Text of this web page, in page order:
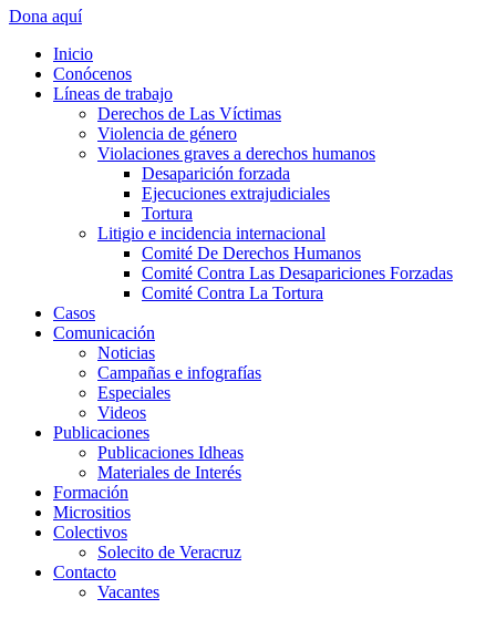
Dona aquí
Inicio
Conócenos
Líneas de trabajo
Derechos de Las Víctimas
Violencia de género
Violaciones graves a derechos humanos
Desaparición forzada​
Ejecuciones extrajudiciales
Tortura
Litigio e incidencia internacional
Comité De Derechos Humanos​
Comité Contra Las Desapariciones Forzadas
Comité Contra La Tortura​
Casos
Comunicación
Noticias
Campañas e infografías
Especiales
Videos
Publicaciones
Publicaciones Idheas
Materiales de Interés
Formación
Micrositios
Colectivos
Solecito de Veracruz
Contacto
Vacantes